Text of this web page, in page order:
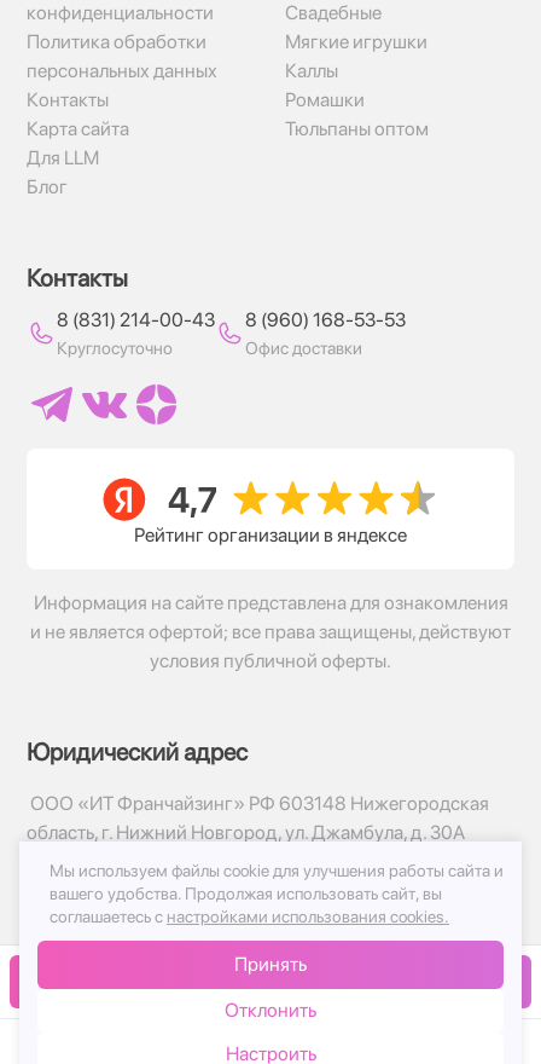
В корзину
конфиденциальности
Политика обработки
персональных данных
Контакты
Карта сайта
Для LLM
Блог
Свадебные
Мягкие игрушки
Каллы
Ромашки
Тюльпаны оптом
Контакты
8 (831) 214-00-43
Круглосуточно
8 (960) 168-53-53
Офис доставки
Рейтинг организации в яндексе
Информация на сайте представлена для ознакомления
и не является офертой; все права защищены, действуют
условия публичной оферты.
Юридический адрес
ООО «ИТ Франчайзинг» РФ 603148 Нижегородская
область, г. Нижний Новгород, ул. Джамбула, д. 30А
© 2017-2026г, База Цветов 24.ру
Политика конфиденциальности
Публичная оферта
Мы используем файлы cookie для улучшения работы сайта и
вашего удобства. Продолжая использовать сайт, вы
соглашаетесь с настройками использования cookies.
Принять
Отклонить
Настроить